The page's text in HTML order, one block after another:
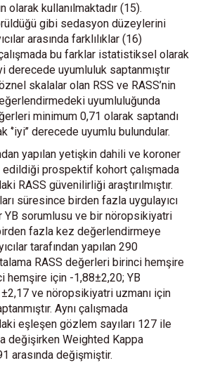
olarak kullanılmaktadır (15).
gibi sedasyon düzeylerini
arasında farklılıklar (16)
bu farklar istatistiksel olarak
derecede uyumluluk saptanmıştır
skalalar olan RSS ve RASS’nin
uyumluluğunda
minimum 0,71 olarak saptandı
derecede uyumlu bulundular.
yapılan yetişkin dahili ve koroner
edildiği prospektif kohort çalışmada
RASS güvenilirliği araştırılmıştır.
süresince birden fazla uygulayıcı
YB sorumlusu ve bir nöropsikiyatri
fazla kez değerlendirmeye
tarafından yapılan 290
RASS değerleri birinci hemşire
hemşire için -1,88±2,20; YB
ve nöropsikiyatri uzmanı için
Aynı çalışmada
eşleşen gözlem sayıları 127 ile
değişirken Weighted Kappa
arasında değişmiştir.